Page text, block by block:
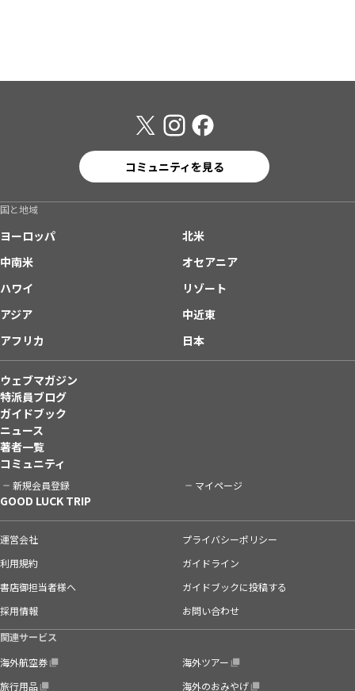
コミュニティを見る
国と地域
ヨーロッパ
北米
中南米
オセアニア
ハワイ
リゾート
アジア
中近東
アフリカ
日本
ウェブマガジン
特派員ブログ
ガイドブック
ニュース
著者一覧
コミュニティ
新規会員登録 マイページ
GOOD LUCK TRIP
運営会社
プライバシーポリシー
利用規約
ガイドライン
書店御担当者様へ
ガイドブックに投稿する
採用情報
お問い合わせ
関連サービス
海外航空券
海外ツアー
旅行用品
海外のおみやげ